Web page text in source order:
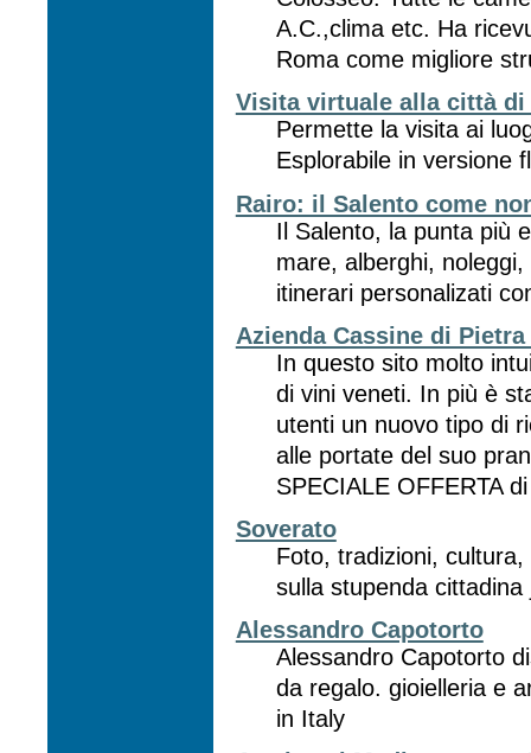
A.C.,clima etc. Ha
Roma come migliore
Visita virtuale alla città di
Permette la visita ai
Esplorabile in versione
Rairo: il Salento come
Il Salento, la punta più
mare, alberghi,
itinerari personalizati
Azienda Cassine di
In questo sito molto
di vini veneti. In più è
utenti un nuovo tipo di
alle portate del suo
SPECIALE OFFERTA
Soverato
Foto, tradizioni,
sulla stupenda cittadina
Alessandro Capotorto
Alessandro Capotorto
da regalo. gioielleria e
in Italy